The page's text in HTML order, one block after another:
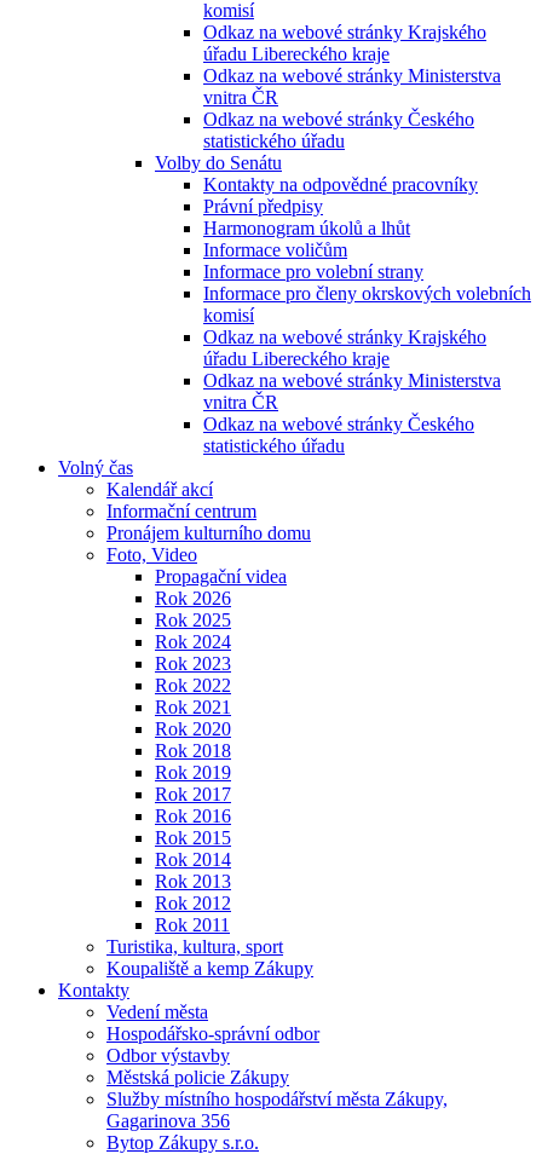
komisí
Odkaz na webové stránky Krajského
úřadu Libereckého kraje
Odkaz na webové stránky Ministerstva
vnitra ČR
Odkaz na webové stránky Českého
statistického úřadu
Volby do Senátu
Kontakty na odpovědné pracovníky
Právní předpisy
Harmonogram úkolů a lhůt
Informace voličům
Informace pro volební strany
Informace pro členy okrskových volebních
komisí
Odkaz na webové stránky Krajského
úřadu Libereckého kraje
Odkaz na webové stránky Ministerstva
vnitra ČR
Odkaz na webové stránky Českého
statistického úřadu
Volný čas
Kalendář akcí
Informační centrum
Pronájem kulturního domu
Foto, Video
Propagační videa
Rok 2026
Rok 2025
Rok 2024
Rok 2023
Rok 2022
Rok 2021
Rok 2020
Rok 2018
Rok 2019
Rok 2017
Rok 2016
Rok 2015
Rok 2014
Rok 2013
Rok 2012
Rok 2011
Turistika, kultura, sport
Koupaliště a kemp Zákupy
Kontakty
Vedení města
Hospodářsko-správní odbor
Odbor výstavby
Městská policie Zákupy
Služby místního hospodářství města Zákupy,
Gagarinova 356
Bytop Zákupy s.r.o.